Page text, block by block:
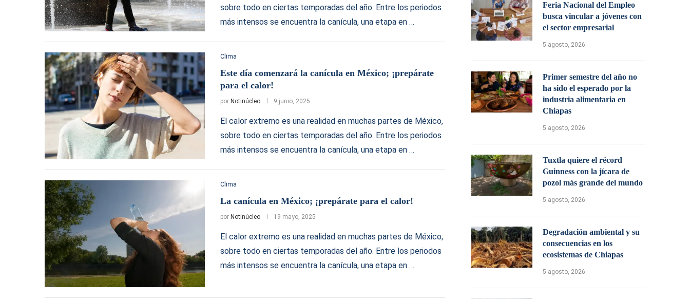
sobre todo en ciertas temporadas del año. Entre los periodos
más intensos se encuentra la canícula, una etapa en …
Clima
Este día comenzará la canícula en México; ¡prepárate
para el calor!
por Notinúcleo 9 junio, 2025
El calor extremo es una realidad en muchas partes de México,
sobre todo en ciertas temporadas del año. Entre los periodos
más intensos se encuentra la canícula, una etapa en …
Clima
La canícula en México; ¡prepárate para el calor!
por Notinúcleo 19 mayo, 2025
El calor extremo es una realidad en muchas partes de México,
sobre todo en ciertas temporadas del año. Entre los periodos
más intensos se encuentra la canícula, una etapa en …
Feria Nacional del Empleo
busca vincular a jóvenes con
el sector empresarial
5 agosto, 2026
Primer semestre del año no
ha sido el esperado por la
industria alimentaria en
Chiapas
5 agosto, 2026
Tuxtla quiere el récord
Guinness con la jícara de
pozol más grande del mundo
5 agosto, 2026
Degradación ambiental y su
consecuencias en los
ecosistemas de Chiapas
5 agosto, 2026